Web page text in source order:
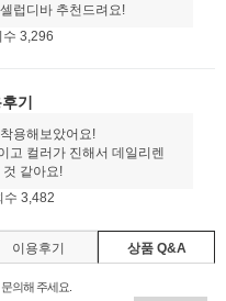
럽디바 추천드려요!
수 3,296
기
용해보았어요!
고 컬러가 진해서 데일리렌
것 같아요!
수 3,482
이용후기 상품 Q&A
의해 주세요.